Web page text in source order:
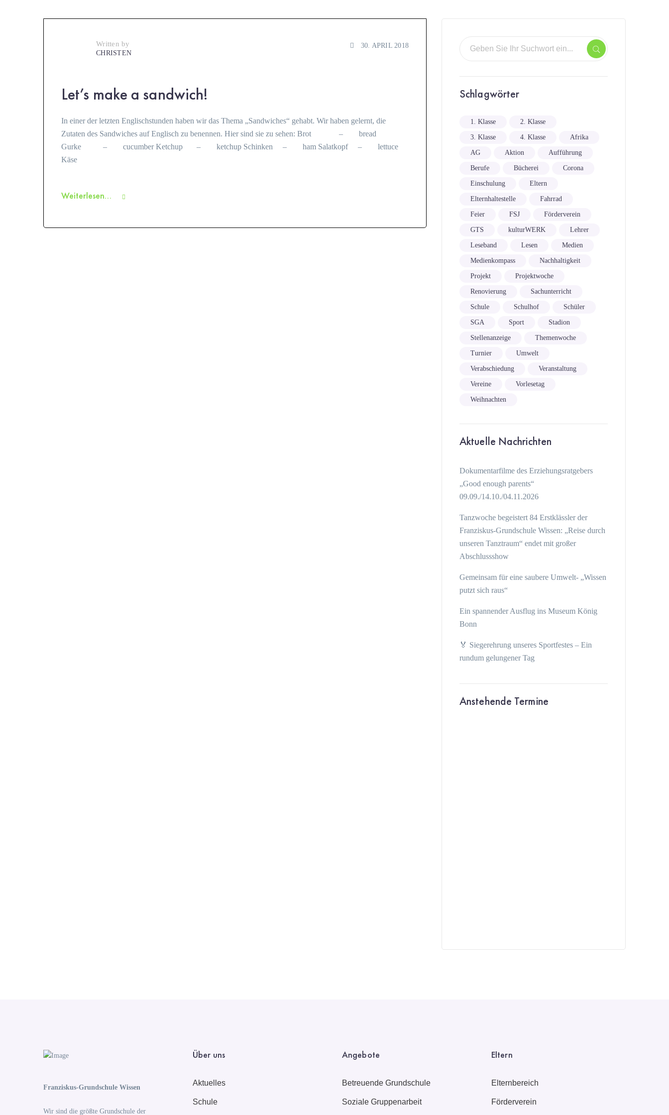
Written by
CHRISTEN
30. APRIL 2018
Let’s make a sandwich!
In einer der letzten Englischstunden haben wir das Thema „Sandwiches“ gehabt. Wir haben gelernt, die
Zutaten des Sandwiches auf Englisch zu benennen. Hier sind sie zu sehen: Brot – bread
Gurke – cucumber Ketchup – ketchup Schinken – ham Salatkopf – lettuce
Käse
Weiterlesen...
Schlagwörter
1. Klasse 2. Klasse
3. Klasse 4. Klasse Afrika
AG Aktion Aufführung
Berufe Bücherei Corona
Einschulung Eltern
Elternhaltestelle Fahrrad
Feier FSJ Förderverein
GTS kulturWERK Lehrer
Leseband Lesen Medien
Medienkompass Nachhaltigkeit
Projekt Projektwoche
Renovierung Sachunterricht
Schule Schulhof Schüler
SGA Sport Stadion
Stellenanzeige Themenwoche
Turnier Umwelt
Verabschiedung Veranstaltung
Vereine Vorlesetag
Weihnachten
Aktuelle Nachrichten
Dokumentarfilme des Erziehungsratgebers
„Good enough parents“
09.09./14.10./04.11.2026
Tanzwoche begeistert 84 Erstklässler der
Franziskus-Grundschule Wissen: „Reise durch
unseren Tanztraum“ endet mit großer
Abschlussshow
Gemeinsam für eine saubere Umwelt- „Wissen
putzt sich raus“
Ein spannender Ausflug ins Museum König
Bonn
🏅 Siegerehrung unseres Sportfestes – Ein
rundum gelungener Tag
Anstehende Termine
Franziskus-Grundschule Wissen
Wir sind die größte Grundschule der
Über uns
Aktuelles
Schule
Angebote
Betreuende Grundschule
Soziale Gruppenarbeit
Eltern
Elternbereich
Förderverein